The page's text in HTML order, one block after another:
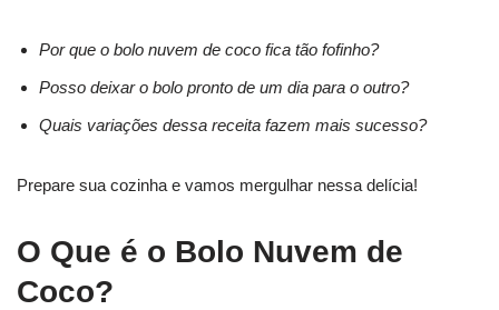
Por que o bolo nuvem de coco fica tão fofinho?
Posso deixar o bolo pronto de um dia para o outro?
Quais variações dessa receita fazem mais sucesso?
Prepare sua cozinha e vamos mergulhar nessa delícia!
O Que é o Bolo Nuvem de
Coco?